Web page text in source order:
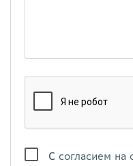
С согласием на